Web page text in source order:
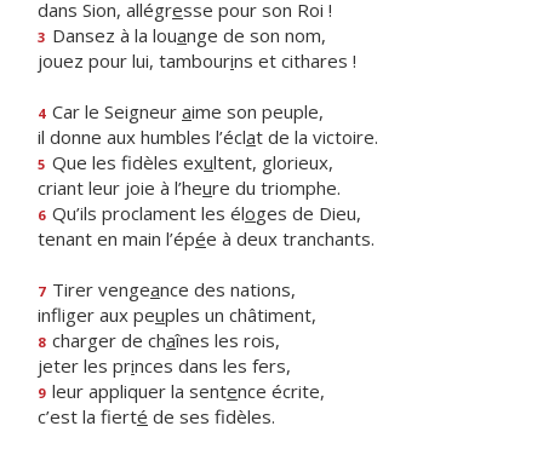
dans Sion, allégresse pour son Roi !
3 Dansez à la louange de son nom,
jouez pour lui, tambourins et cithares !
4 Car le Seigneur aime son peuple,
il donne aux humbles l’éclat de la victoire.
5 Que les fidèles exultent, glorieux,
criant leur joie à l’heure du triomphe.
6 Qu’ils proclament les éloges de Dieu,
tenant en main l’épée à deux tranchants.
7 Tirer vengeance des nations,
infliger aux peuples un châtiment,
8 charger de chaînes les rois,
jeter les princes dans les fers,
9 leur appliquer la sentence écrite,
c’est la fierté de ses fidèles.